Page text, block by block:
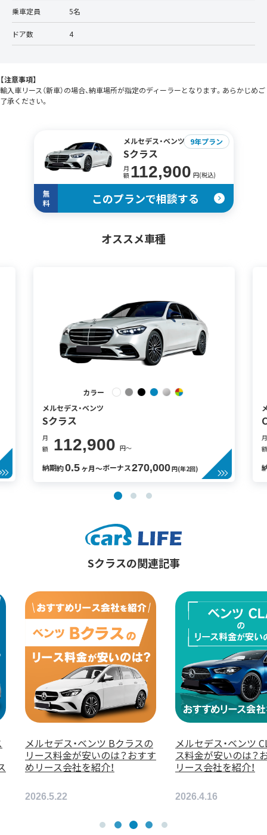
乗車定員 5名
ドア数 4
【注意事項】
輸入車リース（新車）の場合、納車場所が指定のディーラーとなります。あらかじめご
了承ください。
メルセデス・ベンツ
Sクラス
月
額 112,900 円(税込)
9年プラン
無
料
このプランで相談する
オススメ車種
カラー
メルセデス・ベンツ
Sクラス
月
額
112,900 円〜
納期約0.5 ヶ月〜ボーナス270,000円(年2回)
月
額
Sクラスの関連記事
メルセデス・ベンツ CLAのリー
ス料金が安いのは？おすすめ
リース会社を紹介！
2026.4.16
メルセデスベンツ Ｅ
テーションワゴンの
金が安いのは？おす
2026.6.5